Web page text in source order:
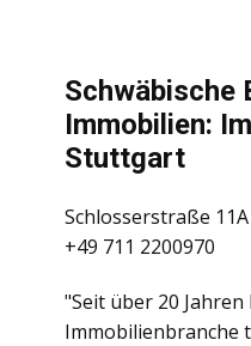
Schwäbische
Immobilien:
Stuttgart
Schlosserstraße
+49 711 2200970
"Seit über 20
Immobilienbranche